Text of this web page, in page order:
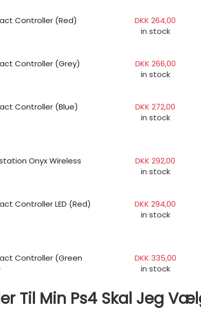
Controller (Red)
DKK 264,00
in stock
Controller (Grey)
DKK 266,00
in stock
Controller (Blue)
DKK 272,00
in stock
Onyx Wireless
DKK 292,00
in stock
Controller LED (Red)
DKK 294,00
in stock
Controller (Green
DKK 335,00
in stock
Til Min Ps4 Skal Jeg